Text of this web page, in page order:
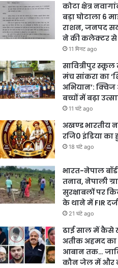
कोटा क्षेत्र
बड़ा घोटाला 6
राशन, जनपद
ने की कलेक्टर से
11 मिनट ago
सावित्रीपुर स्कूल
मंच सांकरा का
अभियान’:
बच्चों में बढ़ा
11 घंटे ago
अखण्ड भारतीय
रजि0 इंडिया का
18 घंटे ago
भारत-नेपाल
तनाव, नेपाली
सुरक्षाबलों पर
के थाने में FIR दर्ज
21 घंटे ago
ढाई साल में कैसे
अतीक अहमद
आबान तक…
कौन जेल में और